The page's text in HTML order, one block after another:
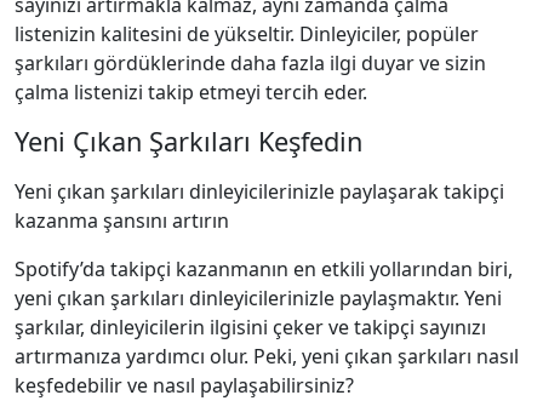
listenizin kalitesini de yükseltir. Dinleyiciler, popüler
şarkıları gördüklerinde daha fazla ilgi duyar ve sizin
çalma listenizi takip etmeyi tercih eder.
Yeni Çıkan Şarkıları Keşfedin
Yeni çıkan şarkıları dinleyicilerinizle paylaşarak takipçi
kazanma şansını artırın
Spotify’da takipçi kazanmanın en etkili yollarından biri,
yeni çıkan şarkıları dinleyicilerinizle paylaşmaktır. Yeni
şarkılar, dinleyicilerin ilgisini çeker ve takipçi sayınızı
artırmanıza yardımcı olur. Peki, yeni çıkan şarkıları nasıl
keşfedebilir ve nasıl paylaşabilirsiniz?